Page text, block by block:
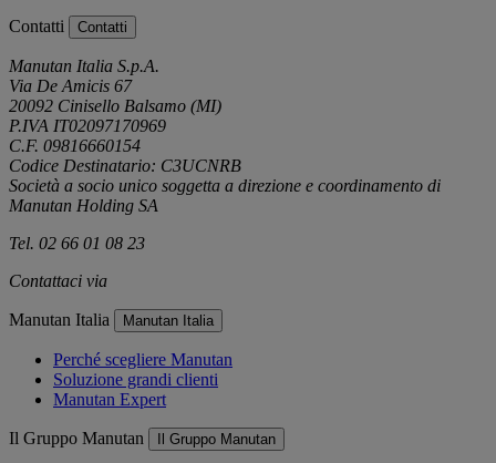
Contatti Contatti
Manutan Italia S.p.A.
Via De Amicis 67
20092 Cinisello Balsamo (MI)
P.IVA IT02097170969
C.F. 09816660154
Codice Destinatario: C3UCNRB
Società a socio unico soggetta a direzione e coordinamento di
Manutan Holding SA
Tel. 02 66 01 08 23
Contattaci via
Manutan Italia Manutan Italia
Perché scegliere Manutan
Soluzione grandi clienti
Manutan Expert
Il Gruppo Manutan Il Gruppo Manutan